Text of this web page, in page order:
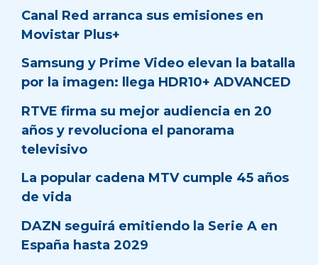
Canal Red arranca sus emisiones en
Movistar Plus+
Samsung y Prime Video elevan la batalla
por la imagen: llega HDR10+ ADVANCED
RTVE firma su mejor audiencia en 20
años y revoluciona el panorama
televisivo
La popular cadena MTV cumple 45 años
de vida
DAZN seguirá emitiendo la Serie A en
España hasta 2029